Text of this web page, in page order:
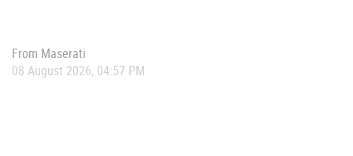
From Maserati
08 August 2026, 04:57 PM